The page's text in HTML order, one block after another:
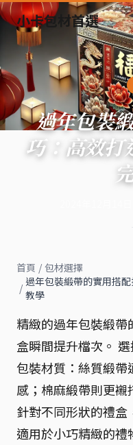
小卡包材首選
過年包裝
巧：高效打
首頁 / 包材選擇
/ 過年包裝緞帶的實用搭
教學
精緻的過年包裝緞
盒瞬間提升檔次。
包裝材質：絲質緞
感；棉麻緞帶則更襯
針對不同形狀的禮
適用於小巧精緻的